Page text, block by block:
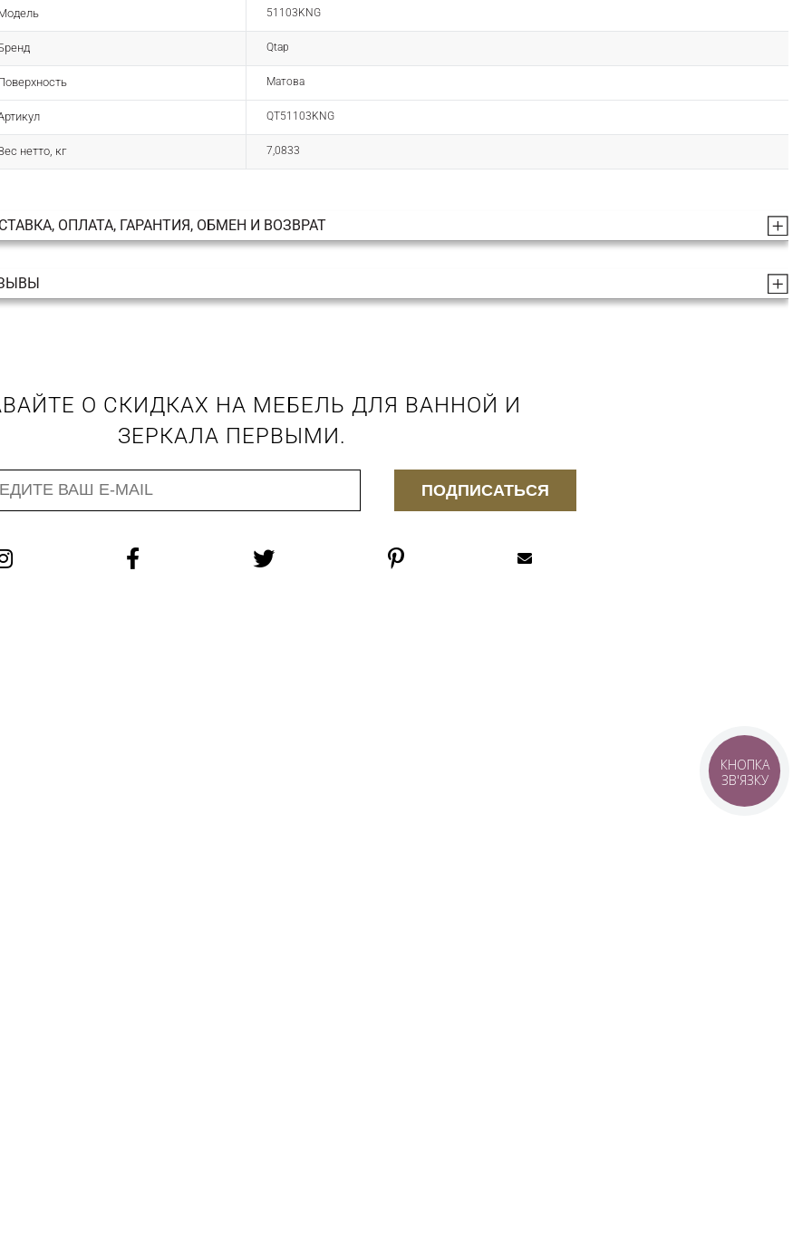
51103KNG
Qtap
Матова
QT51103KNG
нетто, кг 7,0833
ОПЛАТА, ГАРАНТИЯ, ОБМЕН И ВОЗВРАТ
О СКИДКАХ НА МЕБЕЛЬ ДЛЯ ВАННОЙ И
ЗЕРКАЛА ПЕРВЫМИ.
ПОДПИСАТЬСЯ
КНОПКА
ЗВ'ЯЗКУ